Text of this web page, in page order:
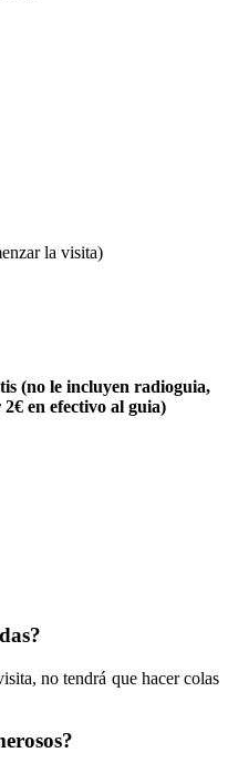
la visita)
(no le incluyen radioguia,
en efectivo al guia)
no tendrá que hacer colas